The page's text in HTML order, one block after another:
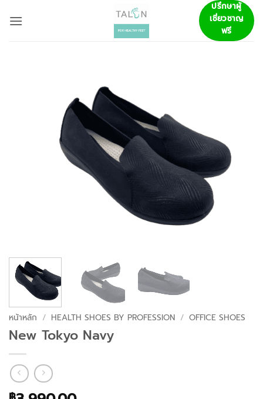
ปรึกษาผู้
เชี่ยวชาญ
ฟรี
หน้าหลัก / HEALTH SHOES BY PROFESSION / OFFICE SHOES
New Tokyo Navy